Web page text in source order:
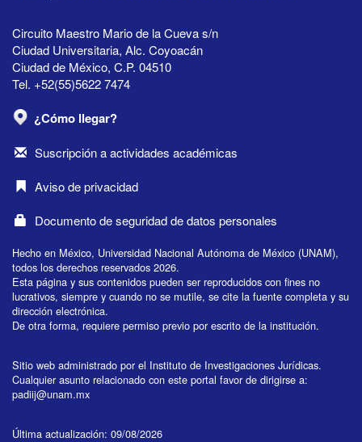
Circuito Maestro Mario de la Cueva s/n
Ciudad Universitaria, Alc. Coyoacán
Ciudad de México, C.P. 04510
Tel. +52(55)5622 7474
¿Cómo llegar?
Suscripción a actividades académicas
Aviso de privacidad
Documento de seguridad de datos personales
Hecho en México, Universidad Nacional Autónoma de México (UNAM),
todos los derechos reservados 2026.
Esta página y sus contenidos pueden ser reproducidos con fines no
lucrativos, siempre y cuando no se mutile, se cite la fuente completa y su
dirección electrónica.
De otra forma, requiere permiso previo por escrito de la institución.
Sitio web administrado por el Instituto de Investigaciones Jurídicas.
Cualquier asunto relacionado con este portal favor de dirigirse a:
padiij@unam.mx
Última actualización: 09/08/2026